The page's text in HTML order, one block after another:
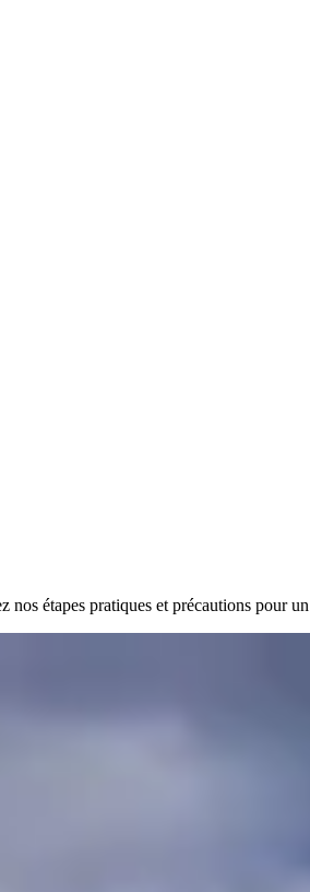
étapes pratiques et précautions pour